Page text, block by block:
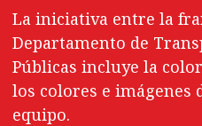
La iniciativa entre la
Departamento de
Públicas incluye la
los colores e imágenes
equipo.